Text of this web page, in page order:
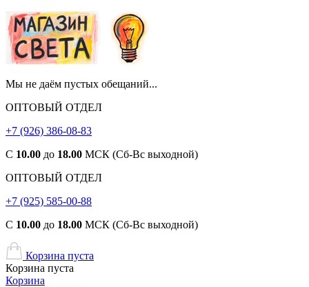
Мы не даём пустых обещаний...
ОПТОВЫЙ ОТДЕЛ
+7 (926) 386-08-83
С 10.00 до 18.00 МСК (Сб-Вс выходной)
ОПТОВЫЙ ОТДЕЛ
+7 (925) 585-00-88
С 10.00 до 18.00 МСК (Сб-Вс выходной)
Корзина пуста
Корзина пуста
Корзина